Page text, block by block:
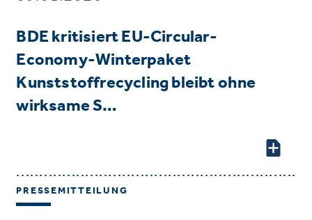
BDE kritisiert EU-Circular-
Economy-Winterpaket
Kunststoffrecycling bleibt ohne
wirksame S…
PRESSEMITTEILUNG